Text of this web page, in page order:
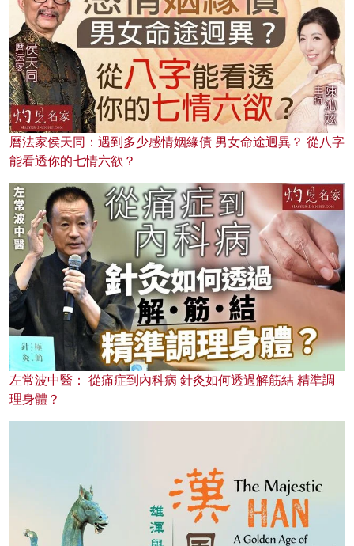
曆法家侯天同：遇到多少感情姻緣債 男女命途迥異？ 從八字
能看透你的七情六欲？
左常波中醫： 從痛症到內科病 針灸如何透過解筋結 精準調
理身體？